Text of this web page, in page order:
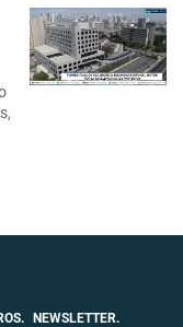
NEWSLETTER.